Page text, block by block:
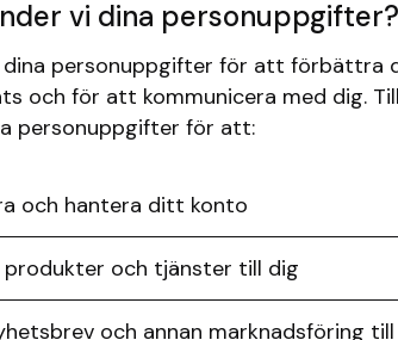
vi dina personuppgifter?
dina personuppgifter för att förbättra
och för att kommunicera med dig.
personuppgifter för att:
och hantera ditt konto
produkter och tjänster till dig
och annan marknadsföring